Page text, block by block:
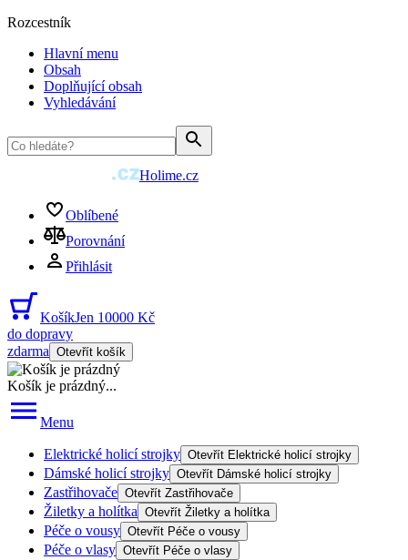
Rozcestník
Hlavní menu
Obsah
Doplňující obsah
Vyhledávání
Holime.cz
Oblíbené
Porovnání
Přihlásit
KošíkJen 10000 Kč
do dopravy
zdarma Otevřít košík
Košík je prázdný...
Menu
Elektrické holicí strojky Otevřít Elektrické holicí strojky
Dámské holicí strojky Otevřít Dámské holicí strojky
Zastřihovače Otevřít Zastřihovače
Žiletky a holítka Otevřít Žiletky a holítka
Péče o vousy Otevřít Péče o vousy
Péče o vlasy Otevřít Péče o vlasy